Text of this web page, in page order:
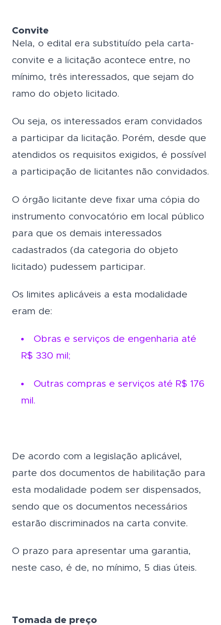
Convite
Nela, o edital era substituído pela carta-
convite e a licitação acontece entre, no
mínimo, três interessados, que sejam do
ramo do objeto licitado.
Ou seja, os interessados eram convidados
a participar da licitação. Porém, desde que
atendidos os requisitos exigidos, é possível
a participação de licitantes não convidados.
O órgão licitante deve fixar uma cópia do
instrumento convocatório em local público
para que os demais interessados
cadastrados (da categoria do objeto
licitado) pudessem participar.
Os limites aplicáveis a esta modalidade
eram de:
Obras e serviços de engenharia até
R$ 330 mil;
Outras compras e serviços até R$ 176
mil.
De acordo com a legislação aplicável,
parte dos documentos de habilitação para
esta modalidade podem ser dispensados,
sendo que os documentos necessários
estarão discriminados na carta convite.
O prazo para apresentar uma garantia,
neste caso, é de, no mínimo, 5 dias úteis.
Tomada de preço